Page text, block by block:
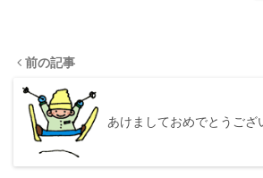
前の記事
あけましておめでとうござ